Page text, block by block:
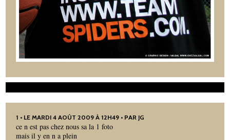
1 • LE MARDI 4 AOÛT 2009 À 12H49 • PAR JG
ce n est pas chez nous sa la 1 foto
mais il y en n a plein